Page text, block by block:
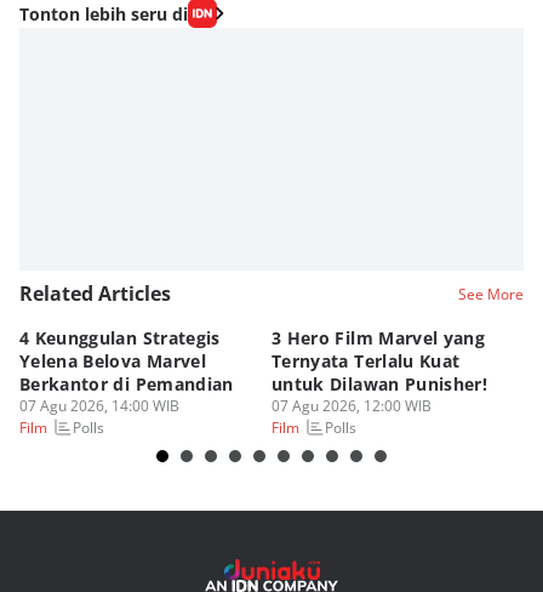
Tonton lebih seru di
Related Articles See More
4 Keunggulan Strategis
Yelena Belova Marvel
Berkantor di Pemandian
07 Agu 2026, 14:00 WIB
Film
Polls
3 Hero Film Marvel yang
Ternyata Terlalu Kuat
untuk Dilawan Punisher!
07 Agu 2026, 12:00 WIB
Film
Polls